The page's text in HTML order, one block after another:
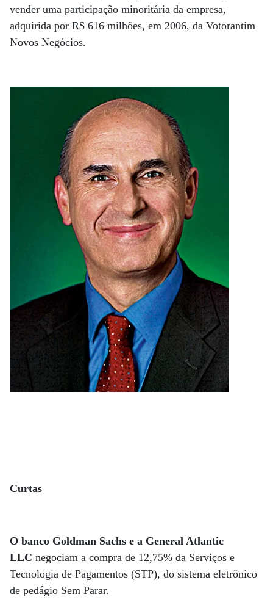
vender uma participação minoritária da empresa,
adquirida por R$ 616 milhões, em 2006, da Votorantim
Novos Negócios.
Curtas
O banco Goldman Sachs e a General Atlantic
LLC negociam a compra de 12,75% da Serviços e
Tecnologia de Pagamentos (STP), do sistema eletrônico
de pedágio Sem Parar.